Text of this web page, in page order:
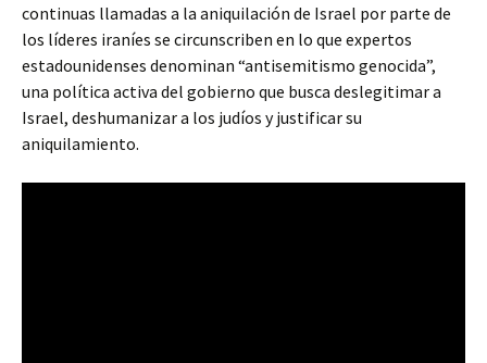
continuas llamadas a la aniquilación de Israel por parte de
los líderes iraníes se circunscriben en lo que expertos
estadounidenses denominan “antisemitismo genocida”,
una política activa del gobierno que busca deslegitimar a
Israel, deshumanizar a los judíos y justificar su
aniquilamiento.